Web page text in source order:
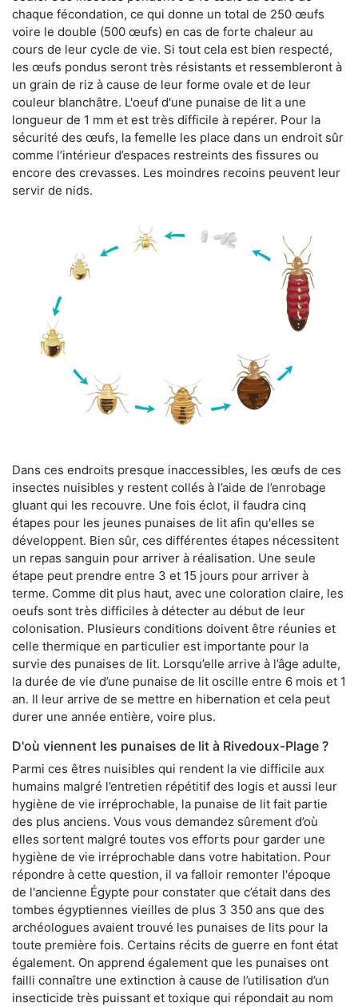
chaque fécondation, ce qui donne un total de 250 œufs
voire le double (500 œufs) en cas de forte chaleur au
cours de leur cycle de vie. Si tout cela est bien respecté,
les œufs pondus seront très résistants et ressembleront à
un grain de riz à cause de leur forme ovale et de leur
couleur blanchâtre. L'oeuf d'une punaise de lit a une
longueur de 1 mm et est très difficile à repérer. Pour la
sécurité des œufs, la femelle les place dans un endroit sûr
comme l’intérieur d’espaces restreints des fissures ou
encore des crevasses. Les moindres recoins peuvent leur
servir de nids.
Dans ces endroits presque inaccessibles, les œufs de ces
insectes nuisibles y restent collés à l’aide de l’enrobage
gluant qui les recouvre. Une fois éclot, il faudra cinq
étapes pour les jeunes punaises de lit afin qu'elles se
développent. Bien sûr, ces différentes étapes nécessitent
un repas sanguin pour arriver à réalisation. Une seule
étape peut prendre entre 3 et 15 jours pour arriver à
terme. Comme dit plus haut, avec une coloration claire, les
oeufs sont très difficiles à détecter au début de leur
colonisation. Plusieurs conditions doivent être réunies et
celle thermique en particulier est importante pour la
survie des punaises de lit. Lorsqu’elle arrive à l’âge adulte,
la durée de vie d’une punaise de lit oscille entre 6 mois et 1
an. Il leur arrive de se mettre en hibernation et cela peut
durer une année entière, voire plus.
D'où viennent les punaises de lit à Rivedoux-Plage ?
Parmi ces êtres nuisibles qui rendent la vie difficile aux
humains malgré l’entretien répétitif des logis et aussi leur
hygiène de vie irréprochable, la punaise de lit fait partie
des plus anciens. Vous vous demandez sûrement d’où
elles sortent malgré toutes vos efforts pour garder une
hygiène de vie irréprochable dans votre habitation. Pour
répondre à cette question, il va falloir remonter l'époque
de l'ancienne Égypte pour constater que c’était dans des
tombes égyptiennes vieilles de plus 3 350 ans que des
archéologues avaient trouvé les punaises de lits pour la
toute première fois. Certains récits de guerre en font état
également. On apprend également que les punaises ont
failli connaître une extinction à cause de l’utilisation d’un
insecticide très puissant et toxique qui répondait au nom